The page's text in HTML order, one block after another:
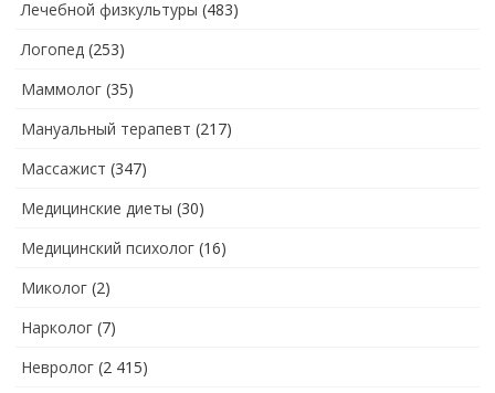
Лечебной физкультуры (483)
Логопед (253)
Маммолог (35)
Мануальный терапевт (217)
Массажист (347)
Медицинские диеты (30)
Медицинский психолог (16)
Миколог (2)
Нарколог (7)
Невролог (2 415)